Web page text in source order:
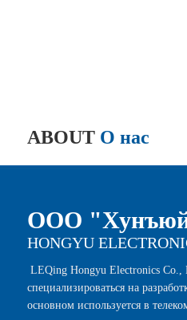
ABOUT О нас
ООО "Хунъюй
HONGYU
LEQing Hongyu Electronics Co.,
специализироваться на
основном используется в